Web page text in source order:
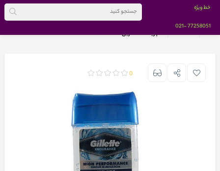
خط ویژه
77258051
-021
خانه
BRANDS مام ژیلت ضد تعریق Cool Wave **
0